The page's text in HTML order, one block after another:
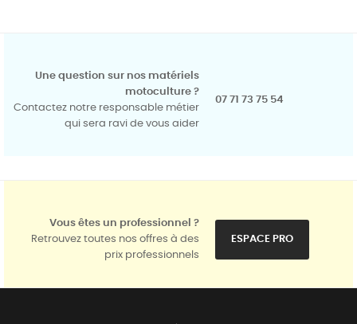
Une question sur nos matériels
motoculture ?
Contactez notre responsable métier
qui sera ravi de vous aider
07 71 73 75 54
Vous êtes un professionnel ?
Retrouvez toutes nos offres à des
prix professionnels
ESPACE PRO